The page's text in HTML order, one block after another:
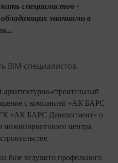
специалистов -
знаниями в
строительный
с компанией «АК БАРС
«АК БАРС Девелопмент» о
инжинирингового центра
базе ведущего профильного